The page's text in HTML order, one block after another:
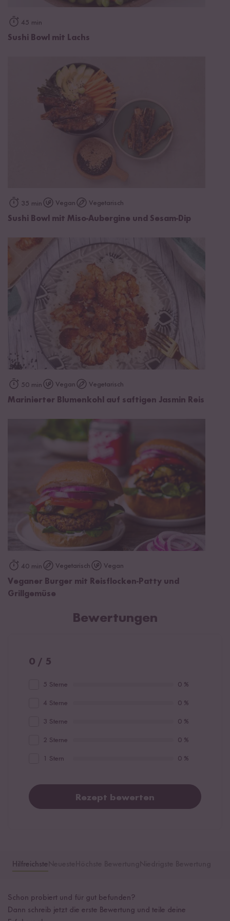
45 min
Sushi Bowl mit Lachs
35 min Vegan Vegetarisch
Sushi Bowl mit Miso-Aubergine und Sesam-Dip
50 min Vegan Vegetarisch
Marinierter Blumenkohl auf saftigen Jasmin Reis
40 min Vegetarisch Vegan
Veganer Burger mit Reisflocken-Patty und
Grillgemüse
Bewertungen
0 / 5
5 Sterne 0 %
4 Sterne 0 %
3 Sterne 0 %
2 Sterne 0 %
1 Stern 0 %
Rezept bewerten
Hilfreichste
Schon probiert und für gut befunden?
Dann schreib jetzt die erste Bewertung und teile deine